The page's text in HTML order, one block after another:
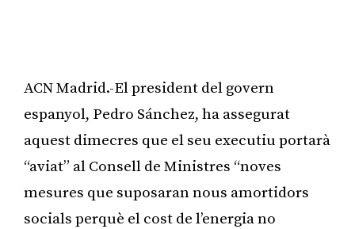
ACN Madrid.-El president del govern
espanyol, Pedro Sánchez, ha assegurat
aquest dimecres que el seu executiu portarà
“aviat” al Consell de Ministres “noves
mesures que suposaran nous amortidors
socials perquè el cost de l’energia no